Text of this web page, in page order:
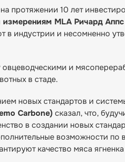
протяжении 10 лет
MLA Ричард
в индустрии и несомненно
овцеводческими и
в стаде.
новых стандартов и
Carbone) сказал, что,
в создании новых
возможности по
качество мяса